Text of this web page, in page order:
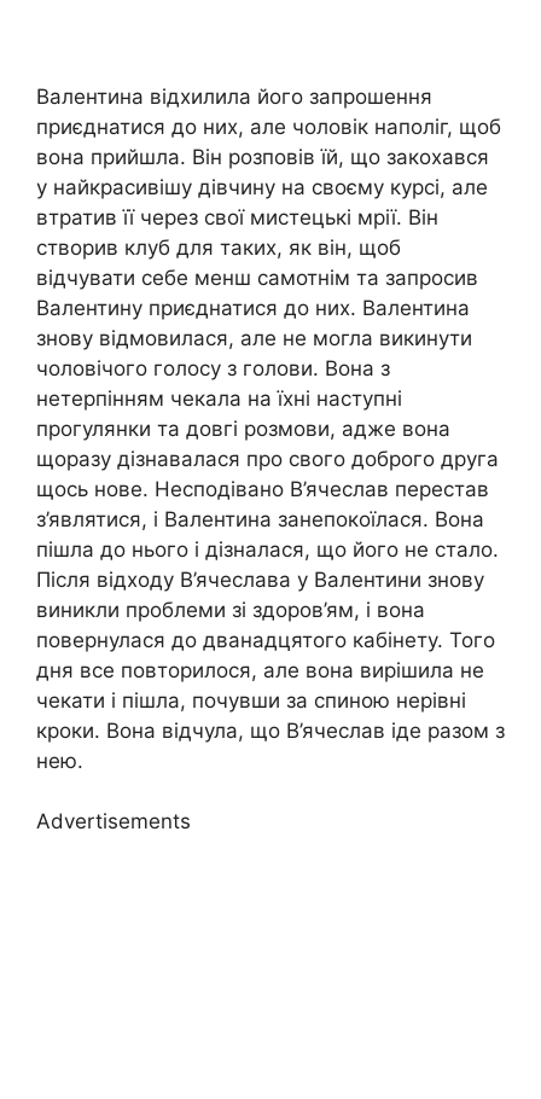
Валентина відхилила його запрошення
приєднатися до них, але чоловік наполіг, щоб
вона прийшла. Він розповів їй, що закохався
у найкрасивішу дівчину на своєму курсі, але
втратив її через свої мистецькі мрії. Він
створив клуб для таких, як він, щоб
відчувати себе менш самотнім та запросив
Валентину приєднатися до них. Валентина
знову відмовилася, але не могла викинути
чоловічого голосу з голови. Вона з
нетерпінням чекала на їхні наступні
прогулянки та довгі розмови, адже вона
щоразу дізнавалася про свого доброго друга
щось нове. Несподівано В’ячеслав перестав
з’являтися, і Валентина занепокоїлася. Вона
пішла до нього і дізналася, що його не стало.
Після відходу В’ячеслава у Валентини знову
виникли проблеми зі здоров’ям, і вона
повернулася до дванадцятого кабінету. Того
дня все повторилося, але вона вирішила не
чекати і пішла, почувши за спиною нерівні
кроки. Вона відчула, що В’ячеслав іде разом з
нею.
Advertisements